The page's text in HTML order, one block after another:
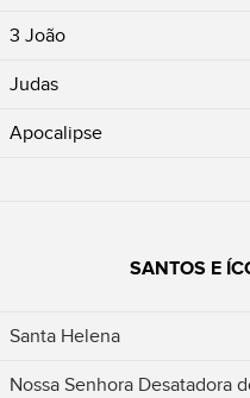
3 João
Judas
Apocalipse
SANTOS E
Santa Helena
Nossa Senhora Desatadora